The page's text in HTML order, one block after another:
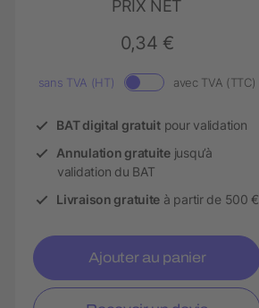
PRIX NET
0,34 €
sans TVA (HT) avec TVA (TTC)
BAT digital gratuitpour validation
Annulation gratuitejusqu’à
validation du BAT
Livraison gratuite à partir de 500 €
Ajouter au panier